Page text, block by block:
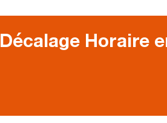
Décalage Horaire